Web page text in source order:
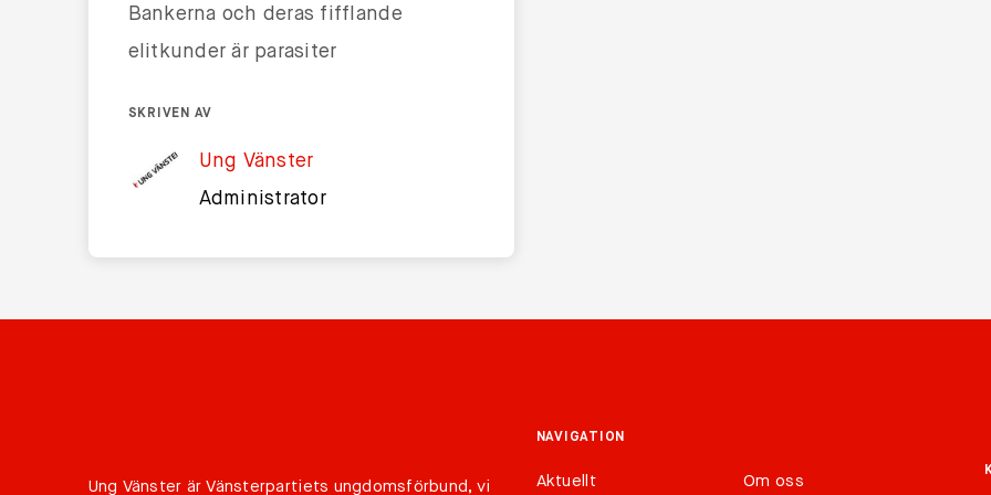
Bankerna och deras fifflande
elitkunder är parasiter
SKRIVEN AV
Ung Vänster
Administrator
Ung Vänster är Vänsterpartiets ungdomsförbund, vi
NAVIGATION
Aktuellt Om oss